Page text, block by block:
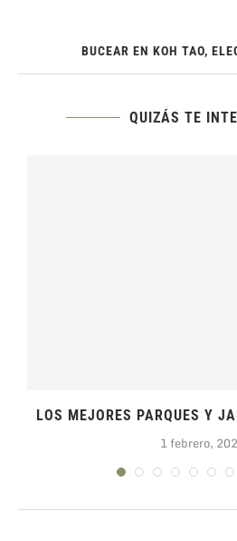
BUCEAR EN KOH TAO,
QUIZÁS TE
LOS MEJORES PARQUES Y
1 febrero,